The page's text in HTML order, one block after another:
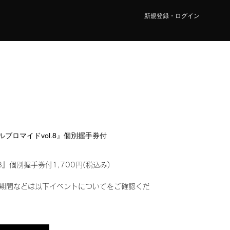
新規登録・ログイン
ブロマイドvol.8』個別握手券付
』個別握手券付1,700円(税込み)
間などは以下イベントについてをご確認くだ